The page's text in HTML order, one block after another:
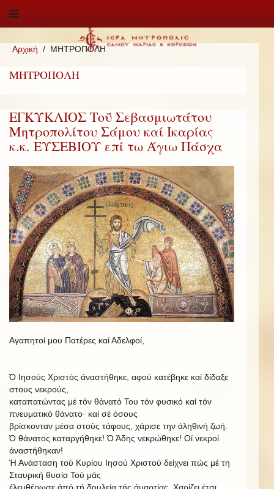
Αρχική ΜΗΤΡΟΠΟΛΗ
ΜΗΤΡΟΠΟΛΗ
ΕΓΚΥΚΛΙΟΣ Τοΰ Σεβασμιωτάτου
Μητροπολίτου Σάμου καί Ικαρίας
κ.κ. ΕΥΣΕΒΙΟΥ επί τω Άγιω Πάσχα
Αγαπητοί μου Πατέρες καί Αδελφοί,
Ό Ιησούς Χριστός άναστήθηκε, αφού κατέβηκε καί δίδαξε
στους νεκρούς,
καταπατώντας μέ τόν θάνατό Του τόν φυσικό καί τόν
πνευματικό θάνατο· καί σέ όσους
βρίσκονταν μέσα στούς τάφους, χάρισε την άληθινή ζωή.
Ό θάνατος καταργήθηκε! Ό Άδης νεκρώθηκε! Οί νεκροί
άναστήθηκαν!
Ή Ανάσταση τού Κυρίου Ιησού Χριστού δείχνει πώς μέ τη
Σταυρική θυσία Τού μάς
έλευθέρωσε άπό τή δουλεία τής άμαρτίας. Χαρίζει έτσι